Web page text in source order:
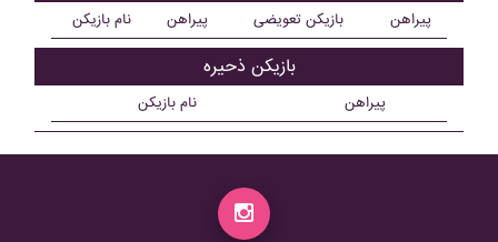
نام بازیکن پیراهن بازیکن تعویضی پیراهن
بازیکن ذحیره
نام بازیکن پیراهن